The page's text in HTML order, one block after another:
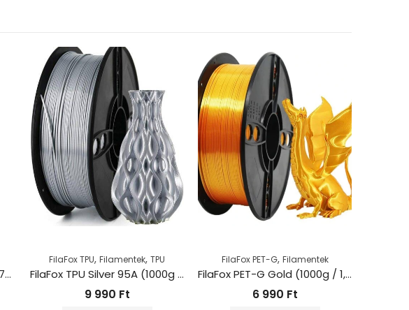
FilaFox ABS piros (1000g / 1,75mm)
FilaFox TPU, Filamentek, TPU
FilaFox TPU Silver 95A (1000g / 1,75mm)
9 990 Ft
FilaFox PET-G, Filamentek
FilaFox PET-G Gold (1000g / 1,75mm)
6 990 Ft